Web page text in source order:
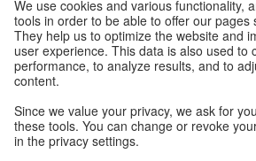
Tovuti ya walimu
Faragha na Ufikiaji
Taratibu ya faragha